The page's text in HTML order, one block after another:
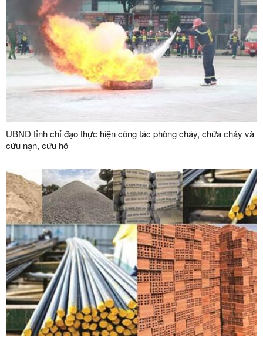
UBND tỉnh chỉ đạo thực hiện công tác phòng cháy, chữa cháy và
cứu nạn, cứu hộ